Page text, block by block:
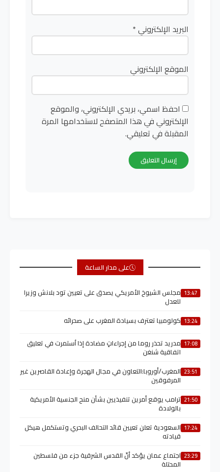
البريد الإلكتروني*
الموقع الإلكتروني
احفظ اسمي، بريدي الإلكتروني، والموقع
الإلكتروني في هذا المتصفح لاستخدامها المرة
المقبلة في تعليقي.
على مدار الساعة
13:47 مجلس الشيوخ الأمريكي يصدق على تعيين تود بلانش وزيرا
للعدل
13:24 كولومبيا تعترف بسيادة المغرب على صحرائه
17:08 مدريد تحذر روما من إجراءاتٍ مضادة إذا اُستمرت في تعليق
اتفاقية شنغن
23:51 المغرب/أوروبا:التعاون في مجال الهجرة وإعادة القاصرين غير
المرفوقين
21:50 ترامب يوقع أمرين تنفيذيين بشأن منح الجنسية الأمريكية
بالولادة
17:24 السعودية تعلن تعيين قائد التحالف البحري وتستكمل هيكل
قيادته
23:29 اجتماع عمان يؤكد أنّ القدس الشرقية جزء من فلسطين
المحتلة